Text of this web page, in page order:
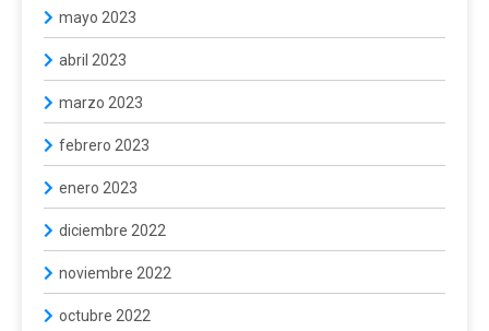
mayo 2023
abril 2023
marzo 2023
febrero 2023
enero 2023
diciembre 2022
noviembre 2022
octubre 2022